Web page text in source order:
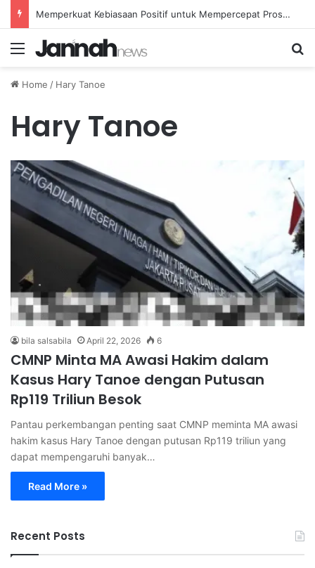
Memperkuat Kebiasaan Positif untuk Mempercepat Proses Pemulihan Mental Anda
Menu
Home / Hary Tanoe
Hary Tanoe
bila salsabila April 22, 2026 6
CMNP Minta MA Awasi Hakim dalam
Kasus Hary Tanoe dengan Putusan
Rp119 Triliun Besok
Pantau perkembangan penting saat CMNP meminta MA awasi
hakim kasus Hary Tanoe dengan putusan Rp119 triliun yang
dapat mempengaruhi banyak…
Read More »
Recent Posts